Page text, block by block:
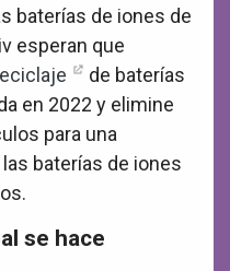
baterías de iones de
esperan que
de baterías
en 2022 y elimine
para una
baterías de iones
se hace